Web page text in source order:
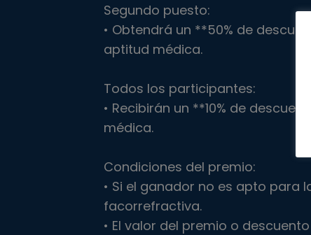
Segundo puesto:
• Obtendrá un **50% de
aptitud médica.
Todos los participantes:
• Recibirán un **10% de
médica.
Condiciones del premio:
• Si el ganador no es apto para
facorrefractiva.
• El valor del premio o